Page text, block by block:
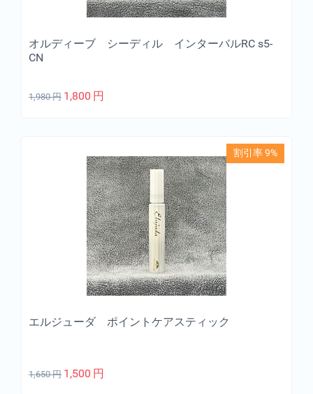
オルディーブ シーディル インターバルRC s5-
CN
1,980 円 1,800 円
割引率 9%
エルジューダ ポイントケアスティック
1,650 円 1,500 円